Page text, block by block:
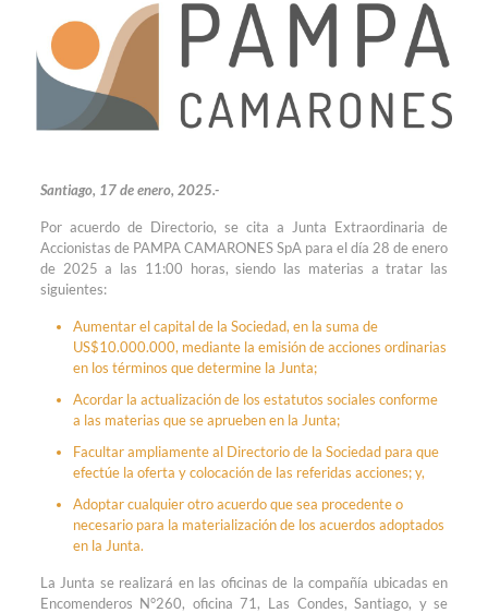
Santiago, 17 de enero, 2025.-
Por acuerdo de Directorio, se cita a Junta Extraordinaria de
Accionistas de PAMPA CAMARONES SpA para el día 28 de enero
de 2025 a las 11:00 horas, siendo las materias a tratar las
siguientes:
Aumentar el capital de la Sociedad, en la suma de
US$10.000.000, mediante la emisión de acciones ordinarias
en los términos que determine la Junta;
Acordar la actualización de los estatutos sociales conforme
a las materias que se aprueben en la Junta;
Facultar ampliamente al Directorio de la Sociedad para que
efectúe la oferta y colocación de las referidas acciones; y,
Adoptar cualquier otro acuerdo que sea procedente o
necesario para la materialización de los acuerdos adoptados
en la Junta.
La Junta se realizará en las oficinas de la compañía ubicadas en
Encomenderos N°260, oficina 71, Las Condes, Santiago, y se